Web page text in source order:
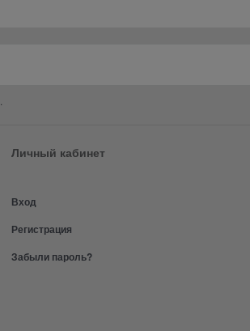
Личный кабинет
Вход
Регистрация
Забыли пароль?